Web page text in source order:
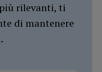
rilevanti, ti
di mantenere